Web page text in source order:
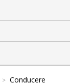
Conducere